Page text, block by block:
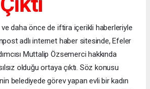
ve daha önce de iftira içerikli haberleriyle
adlı internet haber sitesinde, Efeler
Muttalip Özsemerci hakkında
olduğu ortaya çıktı. Söz konusu
belediyede görev yapan evli bir kadın